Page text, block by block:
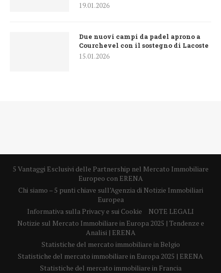
19.01.2026
Due nuovi campi da padel aprono a
Courchevel con il sostegno di Lacoste
15.01.2026
5 Vantaggi Esclusivi delle Partnership nel Mercato Immobiliare
Europeo con ERENA
Chi siamo – 5 punti chiave sull’Agenzia di Notizie Immobiliari
Europea
Informativa sulla Privacy e sui Cookie
NOTE LEGALI
Notizie sul Mercato Immobiliare in Europa 2025 | Tendenze e
Analisi | ERENA
Statistiche del mercato immobiliare in Belgio
Statistiche del mercato immobiliare in Europa 2025 | ERENA
Statistiche del mercato immobiliare in Francia